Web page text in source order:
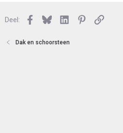
Deel: Facebook
BlueskyLinkedInPinterest
Link
Dak en schoorsteen